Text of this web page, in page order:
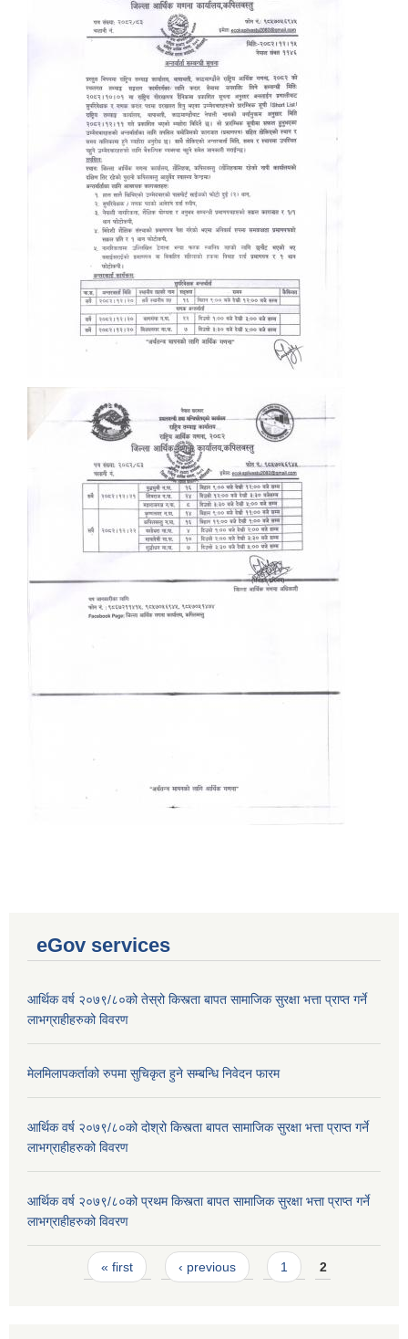
eGov services
आर्थिक वर्ष २०७९/८०को तेस्रो किस्त्ता बापत सामाजिक सुरक्षा भत्ता प्राप्त गर्ने
लाभग्राहीहरुको विवरण
मेलमिलापकर्ताको रुपमा सुचिकृत हुने सम्बन्धि निवेदन फारम
आर्थिक वर्ष २०७९/८०को दोश्रो किस्त्ता बापत सामाजिक सुरक्षा भत्ता प्राप्त गर्ने
लाभग्राहीहरुको विवरण
आर्थिक वर्ष २०७९/८०को प्रथम किस्त्ता बापत सामाजिक सुरक्षा भत्ता प्राप्त गर्ने
लाभग्राहीहरुको विवरण
Pages« first ‹ previous 1 2